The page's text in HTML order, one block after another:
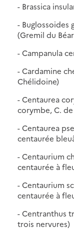
- Brassica
- Buglossoides
(Gremil du
- Campanula
- Cardamine
Chélidoine)
- Centaurea
corymbe, C.
- Centaurea
centaurée
- Centaurium
centaurée à
- Centaurium
centaurée à
- Centranthus
trois nervures)